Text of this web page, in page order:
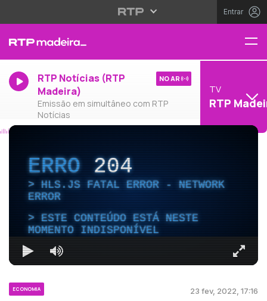
Entrar
RTP Notícias (RTP
Madeira)
Emissão em simultâneo com RTP
Notícias
NO AR
TV
RTP
ERRO204
HLS.JS FATAL ERROR - NETWORK
ERROR
ESTE CONTEÚDO ESTÁ NESTE
MOMENTO INDISPONÍVEL
ECONOMIA 23 fev, 2022, 17:16